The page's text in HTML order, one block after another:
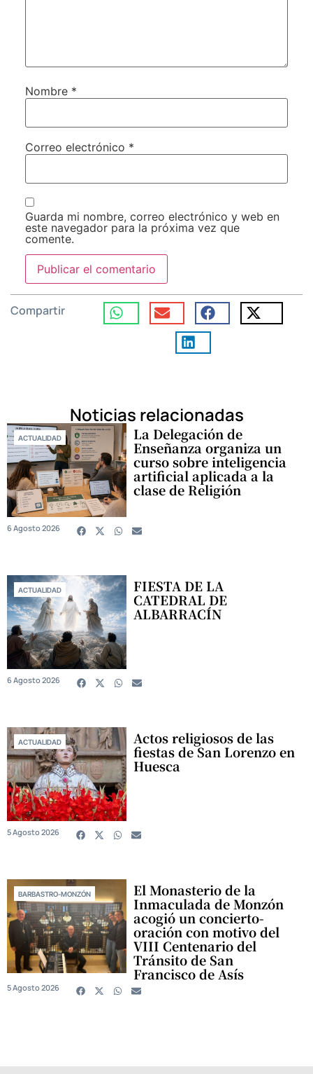
Nombre *
Correo electrónico *
Guarda mi nombre, correo electrónico y web en
este navegador para la próxima vez que
comente.
Compartir
Noticias relacionadas
ACTUALIDAD La Delegación de
Enseñanza organiza un
curso sobre inteligencia
artificial aplicada a la
clase de Religión
6 Agosto 2026
ACTUALIDAD FIESTA DE LA
CATEDRAL DE
ALBARRACÍN
6 Agosto 2026
ACTUALIDAD Actos religiosos de las
fiestas de San Lorenzo en
Huesca
5 Agosto 2026
BARBASTRO-MONZÓN El Monasterio de la
Inmaculada de Monzón
acogió un concierto-
oración con motivo del
VIII Centenario del
Tránsito de San
Francisco de Asís
5 Agosto 2026